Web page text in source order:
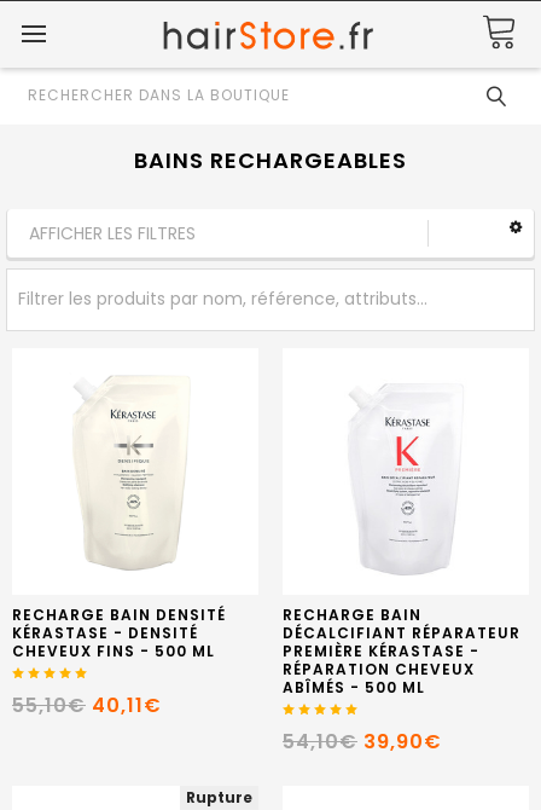
Rechercher
BAINS RECHARGEABLES
AFFICHER LES FILTRES
RECHARGE BAIN DENSITÉ
KÉRASTASE - DENSITÉ
CHEVEUX FINS - 500 ML
55,10€ 40,11€
RECHARGE BAIN
DÉCALCIFIANT RÉPARATEUR
PREMIÈRE KÉRASTASE -
RÉPARATION CHEVEUX
ABÎMÉS - 500 ML
54,10€ 39,90€
Rupture